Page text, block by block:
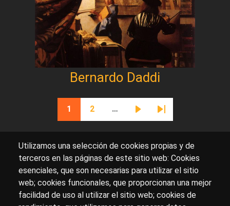
Bernardo Daddi
Paginación
Página actual
1
Página
2 …
Siguiente página
Última página
Sobre artehistoria.com
Para ponerte en contacto con nosotros, escríbenos en
Utilizamos una selección de cookies propias y de
terceros en las páginas de este sitio web: Cookies
esenciales, que son necesarias para utilizar el sitio
web; cookies funcionales, que proporcionan una mejor
facilidad de uso al utilizar el sitio web; cookies de